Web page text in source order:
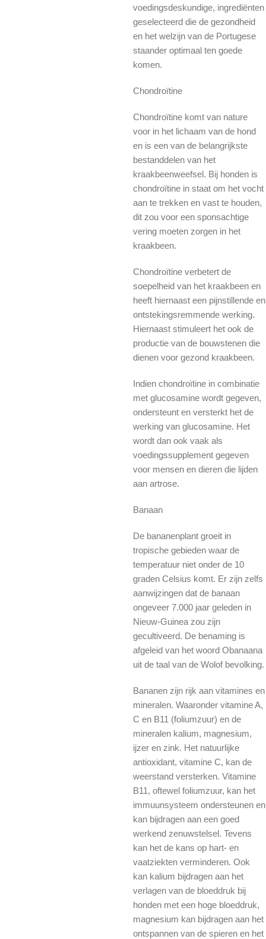
voedingsdeskundige, ingrediënten
geselecteerd die de gezondheid
en het welzijn van de Portugese
staander optimaal ten goede
komen.
Chondroïtine
Chondroïtine komt van nature
voor in het lichaam van de hond
en is een van de belangrijkste
bestanddelen van het
kraakbeenweefsel. Bij honden is
chondroïtine in staat om het vocht
aan te trekken en vast te houden,
dit zou voor een sponsachtige
vering moeten zorgen in het
kraakbeen.
Chondroïtine verbetert de
soepelheid van het kraakbeen en
heeft hiernaast een pijnstillende en
ontstekingsremmende werking.
Hiernaast stimuleert het ook de
productie van de bouwstenen die
dienen voor gezond kraakbeen.
Indien chondroïtine in combinatie
met glucosamine wordt gegeven,
ondersteunt en versterkt het de
werking van glucosamine. Het
wordt dan ook vaak als
voedingssupplement gegeven
voor mensen en dieren die lijden
aan artrose.
Banaan
De bananenplant groeit in
tropische gebieden waar de
temperatuur niet onder de 10
graden Celsius komt. Er zijn zelfs
aanwijzingen dat de banaan
ongeveer 7.000 jaar geleden in
Nieuw-Guinea zou zijn
gecultiveerd. De benaming is
afgeleid van het woord Obanaana
uit de taal van de Wolof bevolking.
Bananen zijn rijk aan vitamines en
mineralen. Waaronder vitamine A,
C en B11 (foliumzuur) en de
mineralen kalium, magnesium,
ijzer en zink. Het natuurlijke
antioxidant, vitamine C, kan de
weerstand versterken. Vitamine
B11, oftewel foliumzuur, kan het
immuunsysteem ondersteunen en
kan bijdragen aan een goed
werkend zenuwstelsel. Tevens
kan het de kans op hart- en
vaatziekten verminderen. Ook
kan kalium bijdragen aan het
verlagen van de bloeddruk bij
honden met een hoge bloeddruk,
magnesium kan bijdragen aan het
ontspannen van de spieren en het